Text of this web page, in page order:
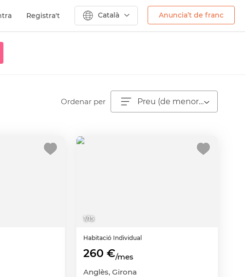
Registra't Català Anuncia’t de franc
Ordenar per Preu (de menor a major)
1/15
Habitació Individual
260 €/mes
Anglès, Girona